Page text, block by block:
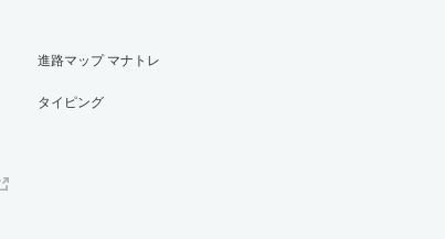
進路マップ マナトレ
タイピング